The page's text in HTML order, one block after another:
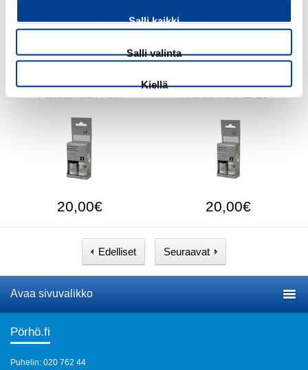
Salli kaikki
Salli valinta
Kiellä
20,00€ 20,00€
20,00€ 20,00€
Edelliset Seuraavat
Avaa sivuvalikko
Pörhö.fi
Puhelin: 020 762 44